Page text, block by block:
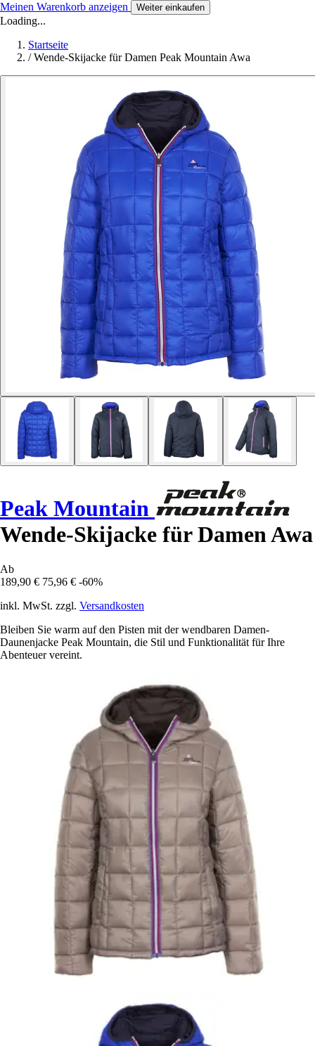
Meinen Warenkorb anzeigen Weiter einkaufen
Loading...
Startseite
/ Wende-Skijacke für Damen Peak Mountain Awa
Peak Mountain
Wende-Skijacke für Damen Awa
Ab
189,90 € 75,96 € -60%
inkl. MwSt. zzgl. Versandkosten
Bleiben Sie warm auf den Pisten mit der wendbaren Damen-
Daunenjacke Peak Mountain, die Stil und Funktionalität für Ihre
Abenteuer vereint.